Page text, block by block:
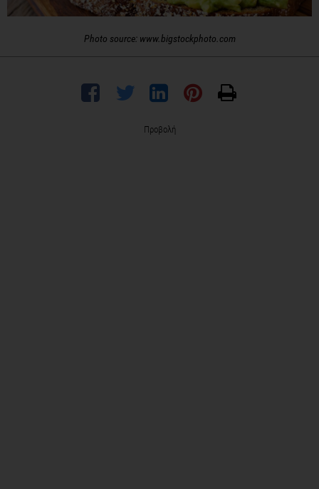
Photo source: www.bigstockphoto.com
Προβολή